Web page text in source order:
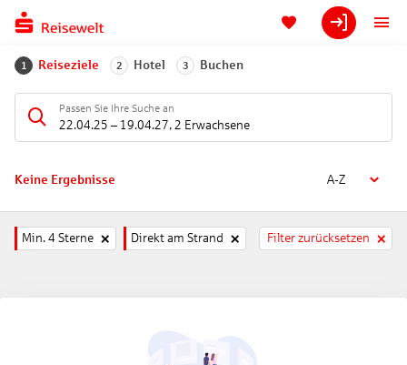
1 Reiseziele 2 Hotel 3 Buchen
Passen Sie Ihre Suche an
22.04.25 – 19.04.27, 2 Erwachsene
Keine Ergebnisse A-Z
Min. 4 Sterne Direkt am Strand Filter zurücksetzen